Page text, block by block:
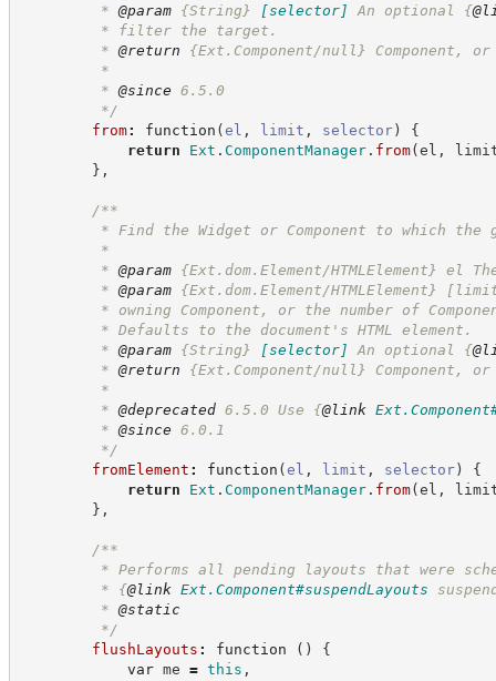
* @param {String} [selector] An optional {
* filter the target.
* @return {Ext.Component/null} Component,
*
* @since 6.5.0
*/
from: function (el , limit , selector)
{
return
Ext . ComponentManager. from(el ,
} ,
/**
* Find the Widget or Component to which the
*
* @param {Ext.dom.Element/HTMLElement} el
* @param {Ext.dom.Element/HTMLElement}
* owning Component, or the number of
* Defaults to the document's HTML element.
* @param {String} [selector] An optional {
* @return {Ext.Component/null} Component,
*
* @deprecated 6.5.0 Use {@link
* @since 6.0.1
*/
fromElement : function (el , limit , selector)
{
return
Ext . ComponentManager. from(el ,
} ,
/**
* Performs all pending layouts that were
* {@link Ext.Component#suspendLayouts
* @static
*/
flushLayouts : function ( )
{
var me = this ,